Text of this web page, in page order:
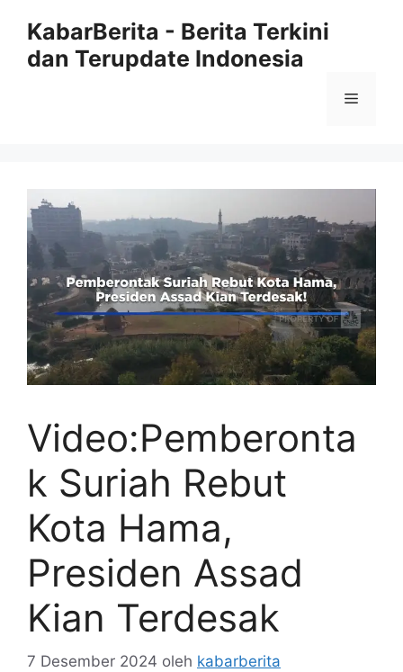
KabarBerita - Berita Terkini
dan Terupdate Indonesia
Menu
Video:Pemberonta
k Suriah Rebut
Kota Hama,
Presiden Assad
Kian Terdesak
7 Desember 2024 oleh kabarberita